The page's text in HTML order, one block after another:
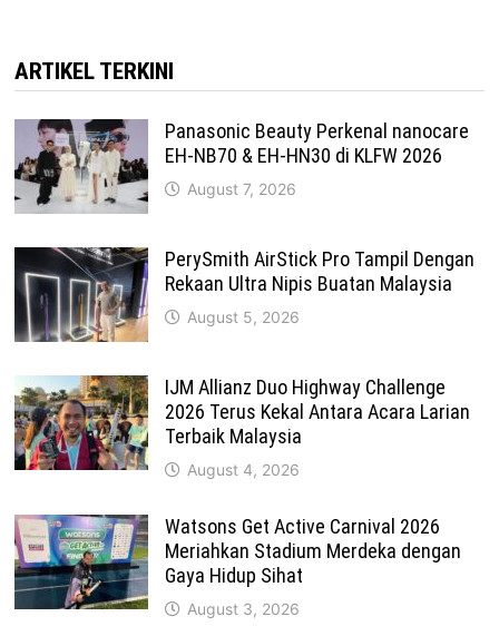
ARTIKEL TERKINI
Panasonic Beauty Perkenal nanocare
EH-NB70 & EH-HN30 di KLFW 2026
August 7, 2026
PerySmith AirStick Pro Tampil Dengan
Rekaan Ultra Nipis Buatan Malaysia
August 5, 2026
IJM Allianz Duo Highway Challenge
2026 Terus Kekal Antara Acara Larian
Terbaik Malaysia
August 4, 2026
Watsons Get Active Carnival 2026
Meriahkan Stadium Merdeka dengan
Gaya Hidup Sihat
August 3, 2026